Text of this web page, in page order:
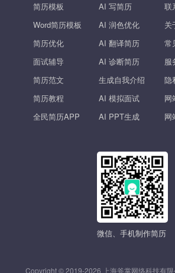
简历模板
Word简历模板
简历优化
面试辅导
简历范文
简历教程
全民简历APP
AI 写简历
AI 润色优化
AI 翻译简历
AI 诊断简历
生成自我介绍
AI 模拟面试
AI PPT生成
联
关
常
服
隐
网
网
微信、手机制作简历
Copyright © 2019-2026 上海斧掌网络科技有限